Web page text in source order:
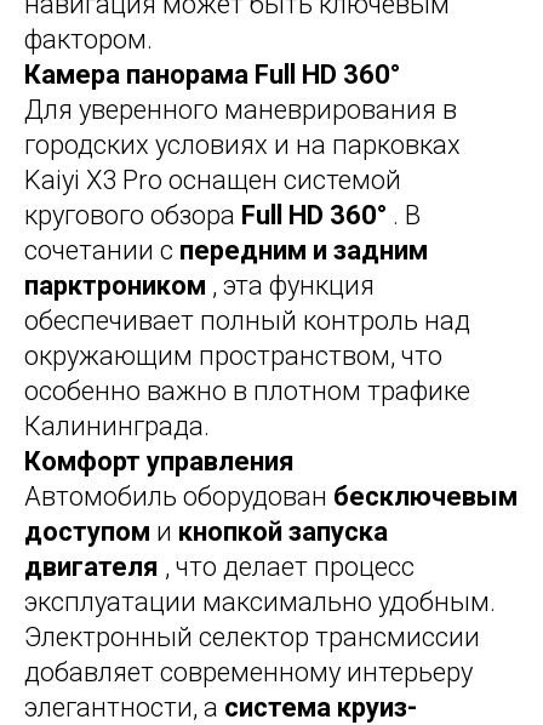
фактором.
Камера панорама Full HD 360°
Для уверенного маневрирования в
городских условиях и на парковках
Kaiyi X3 Pro оснащен системой
кругового обзора Full HD 360° . В
сочетании с передним и задним
парктроником , эта функция
обеспечивает полный контроль над
окружающим пространством, что
особенно важно в плотном трафике
Калининграда.
Комфорт управления
Автомобиль оборудован бесключевым
доступом и кнопкой запуска
двигателя , что делает процесс
эксплуатации максимально удобным.
Электронный селектор трансмиссии
добавляет современному интерьеру
элегантности, а система круиз-